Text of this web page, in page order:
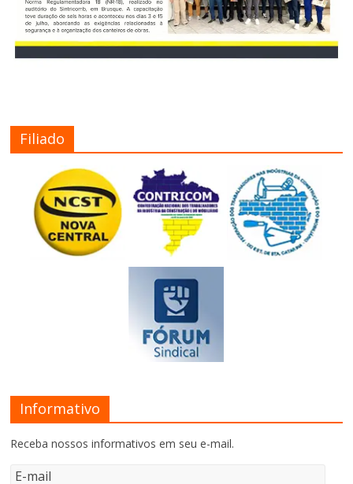
Filiado
Informativo
Receba nossos informativos em seu e-mail.